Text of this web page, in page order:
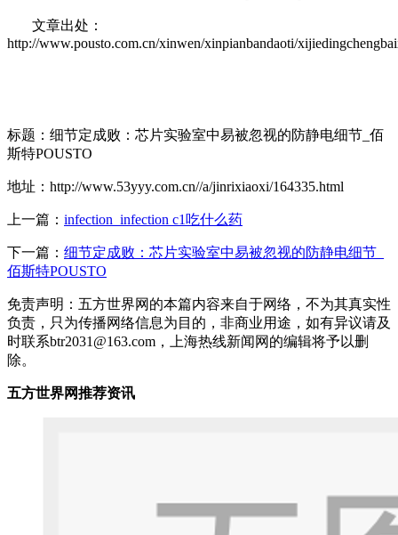
文章出处：
http://www.pousto.com.cn/xinwen/xinpianbandaoti/
标题：细节定成败：芯片实验室中易被忽视的防静电细节_佰
斯特POUSTO
地址：http://www.53yyy.com.cn//a/jinrixiaoxi/164335.html
上一篇： infection_infection c1吃什么药
下一篇： 细节定成败：芯片实验室中易被忽视的防静电细节_
佰斯特POUSTO
免责声明：五方世界网的本篇内容来自于网络，不为其真实性
负责，只为传播网络信息为目的，非商业用途，如有异议请及
时联系btr2031@163.com，上海热线新闻网的编辑将予以删
除。
五方世界网推荐资讯